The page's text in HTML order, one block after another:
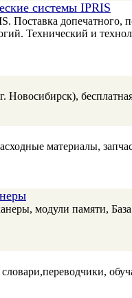
системы IPRIS
допечатного,
Технический и
Новосибирск),
материалы,
модули памяти,